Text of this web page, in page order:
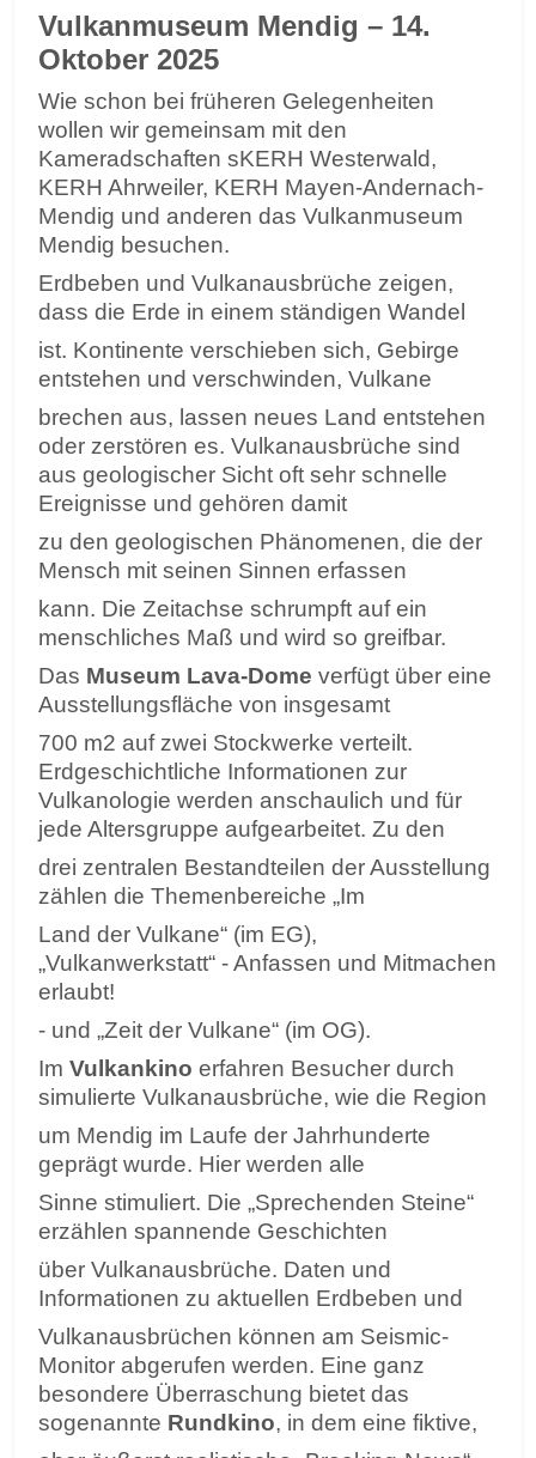
Vulkanmuseum Mendig – 14.
Oktober 2025
Wie schon bei früheren Gelegenheiten
wollen wir gemeinsam mit den
Kameradschaften sKERH Westerwald,
KERH Ahrweiler, KERH Mayen-Andernach-
Mendig und anderen das Vulkanmuseum
Mendig besuchen.
Erdbeben und Vulkanausbrüche zeigen,
dass die Erde in einem ständigen Wandel
ist. Kontinente verschieben sich, Gebirge
entstehen und verschwinden, Vulkane
brechen aus, lassen neues Land entstehen
oder zerstören es. Vulkanausbrüche sind
aus geologischer Sicht oft sehr schnelle
Ereignisse und gehören damit
zu den geologischen Phänomenen, die der
Mensch mit seinen Sinnen erfassen
kann. Die Zeitachse schrumpft auf ein
menschliches Maß und wird so greifbar.
Das Museum Lava-Dome verfügt über eine
Ausstellungsfläche von insgesamt
700 m2 auf zwei Stockwerke verteilt.
Erdgeschichtliche Informationen zur
Vulkanologie werden anschaulich und für
jede Altersgruppe aufgearbeitet. Zu den
drei zentralen Bestandteilen der Ausstellung
zählen die Themenbereiche „Im
Land der Vulkane“ (im EG),
„Vulkanwerkstatt“ - Anfassen und Mitmachen
erlaubt!
- und „Zeit der Vulkane“ (im OG).
Im Vulkankino erfahren Besucher durch
simulierte Vulkanausbrüche, wie die Region
um Mendig im Laufe der Jahrhunderte
geprägt wurde. Hier werden alle
Sinne stimuliert. Die „Sprechenden Steine“
erzählen spannende Geschichten
über Vulkanausbrüche. Daten und
Informationen zu aktuellen Erdbeben und
Vulkanausbrüchen können am Seismic-
Monitor abgerufen werden. Eine ganz
besondere Überraschung bietet das
sogenannte Rundkino, in dem eine fiktive,